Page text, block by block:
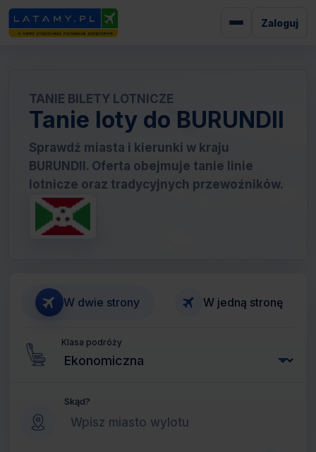
Zaloguj
TANIE BILETY LOTNICZE
Tanie loty do BURUNDII
Sprawdź miasta i kierunki w kraju
BURUNDII. Oferta obejmuje tanie linie
lotnicze oraz tradycyjnych przewoźników.
W dwie strony W jedną stronę
Klasa podróży
Skąd?